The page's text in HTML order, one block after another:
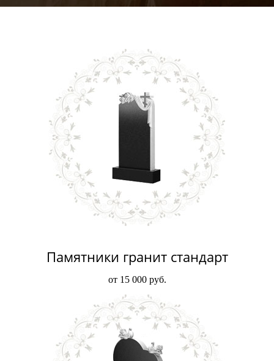
Памятники гранит стандарт
от 15 000 руб.